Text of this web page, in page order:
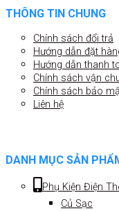
THÔNG TIN CHUNG
Chính sách đổi trả
Hướng dẫn đặt
Hướng dẫn thanh
Chính sách vận
Chính sách bảo
Liên hệ
DANH MỤC SẢN
Phụ Kiện Điện
Củ Sạc